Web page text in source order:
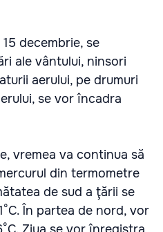
decembrie, se
ale vântului, ninsori
aerului, pe drumuri
se vor încadra
vremea va continua să
din termometre
de sud a ţării se
În partea de nord, vor